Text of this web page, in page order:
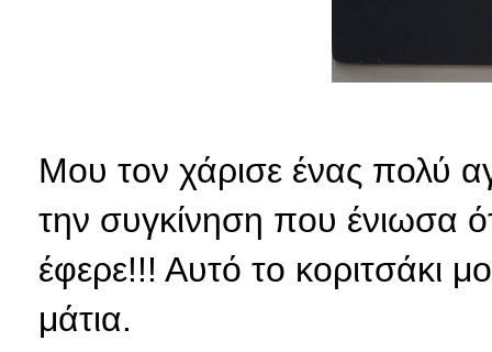
Μου τον χάρισε ένας πολύ
την συγκίνηση που ένιωσα
έφερε!!! Αυτό το κοριτσάκι
μάτια.